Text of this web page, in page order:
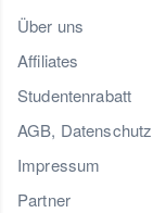
Über uns
Affiliates
Studentenrabatt
AGB,
Impressum
Partner